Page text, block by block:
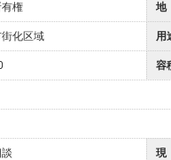
有権 地
化区域 用
容